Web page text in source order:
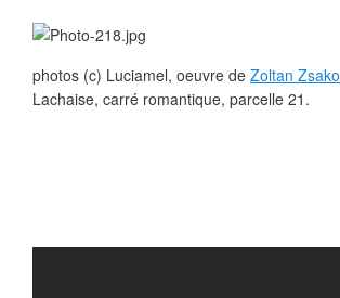
photos (c) Luciamel, oeuvre de Zoltan Zsako
Lachaise, carré romantique, parcelle 21.